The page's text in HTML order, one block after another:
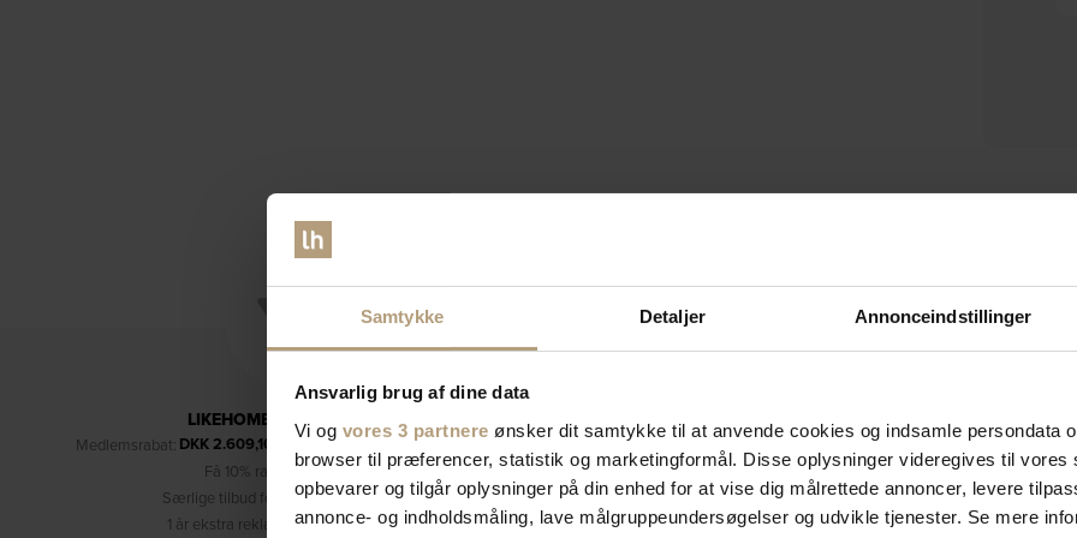
Samtykke Detaljer Annonceindstillinger
Ansvarlig brug af dine data
Vi og vores 3 partnere ønsker dit samtykke til at anvende cookies og indsamle persondata
browser til præferencer, statistik og marketingformål. Disse oplysninger videregives til vores
opbevarer og tilgår oplysninger på din enhed for at vise dig målrettede annoncer, levere
annonce- og indholdsmåling, lave målgruppeundersøgelser og udvikle tjenester. Se mere
LIKEHOME'S KUNDEKLUB
Medlemsrabat: DKK 2.609,10
– kun for medlemmer (læs mere)
Få 10% rabat på dine køb
Særlige tilbud forbeholdt medlemmer
1 år ekstra reklamationsret (3 år i alt)
CERTIFICERET AF E-MÆRKET
Tryghed når du handler